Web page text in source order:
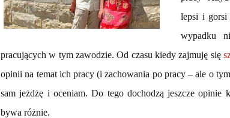
lepsi i gorsi
wypadku
pracujących w tym zawodzie. Od czasu kiedy zajmuję się
opinii na temat ich pracy (i zachowania po pracy – ale o
sam jeżdżę i oceniam. Do tego dochodzą jeszcze opinie
bywa różnie.